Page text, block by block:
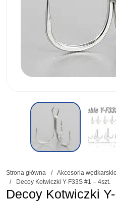
Strona główna / Akcesoria wędkarskie
/
Decoy Kotwiczki Y-F33S #1 – 4szt.
Decoy Kotwiczki